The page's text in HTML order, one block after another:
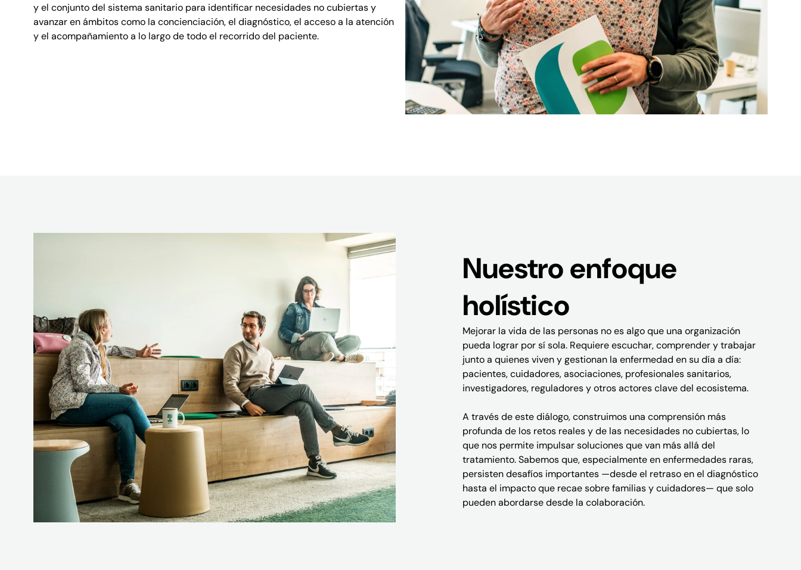
y el conjunto del sistema sanitario para identificar necesidades no cubiertas y
avanzar en ámbitos como la concienciación, el diagnóstico, el acceso a la atención
y el acompañamiento a lo largo de todo el recorrido del paciente.
Nuestro enfoque
holístico
Mejorar la vida de las personas no es algo que una organización
pueda lograr por sí sola. Requiere escuchar, comprender y trabajar
junto a quienes viven y gestionan la enfermedad en su día a día:
pacientes, cuidadores, asociaciones, profesionales sanitarios,
investigadores, reguladores y otros actores clave del ecosistema.
A través de este diálogo, construimos una comprensión más
profunda de los retos reales y de las necesidades no cubiertas, lo
que nos permite impulsar soluciones que van más allá del
tratamiento. Sabemos que, especialmente en enfermedades raras,
persisten desafíos importantes —desde el retraso en el diagnóstico
hasta el impacto que recae sobre familias y cuidadores— que solo
pueden abordarse desde la colaboración.